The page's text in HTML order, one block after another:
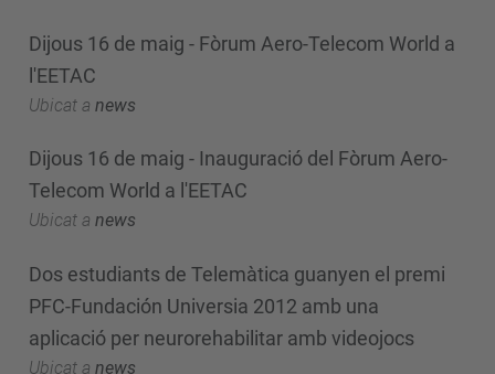
Dijous 16 de maig - Fòrum Aero-Telecom World a
l'EETAC
Ubicat a news
Dijous 16 de maig - Inauguració del Fòrum Aero-
Telecom World a l'EETAC
Ubicat a news
Dos estudiants de Telemàtica guanyen el premi
PFC-Fundación Universia 2012 amb una
aplicació per neurorehabilitar amb videojocs
Ubicat a news